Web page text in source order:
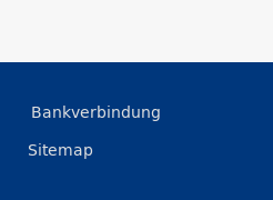
Bankverbindung
Sitemap